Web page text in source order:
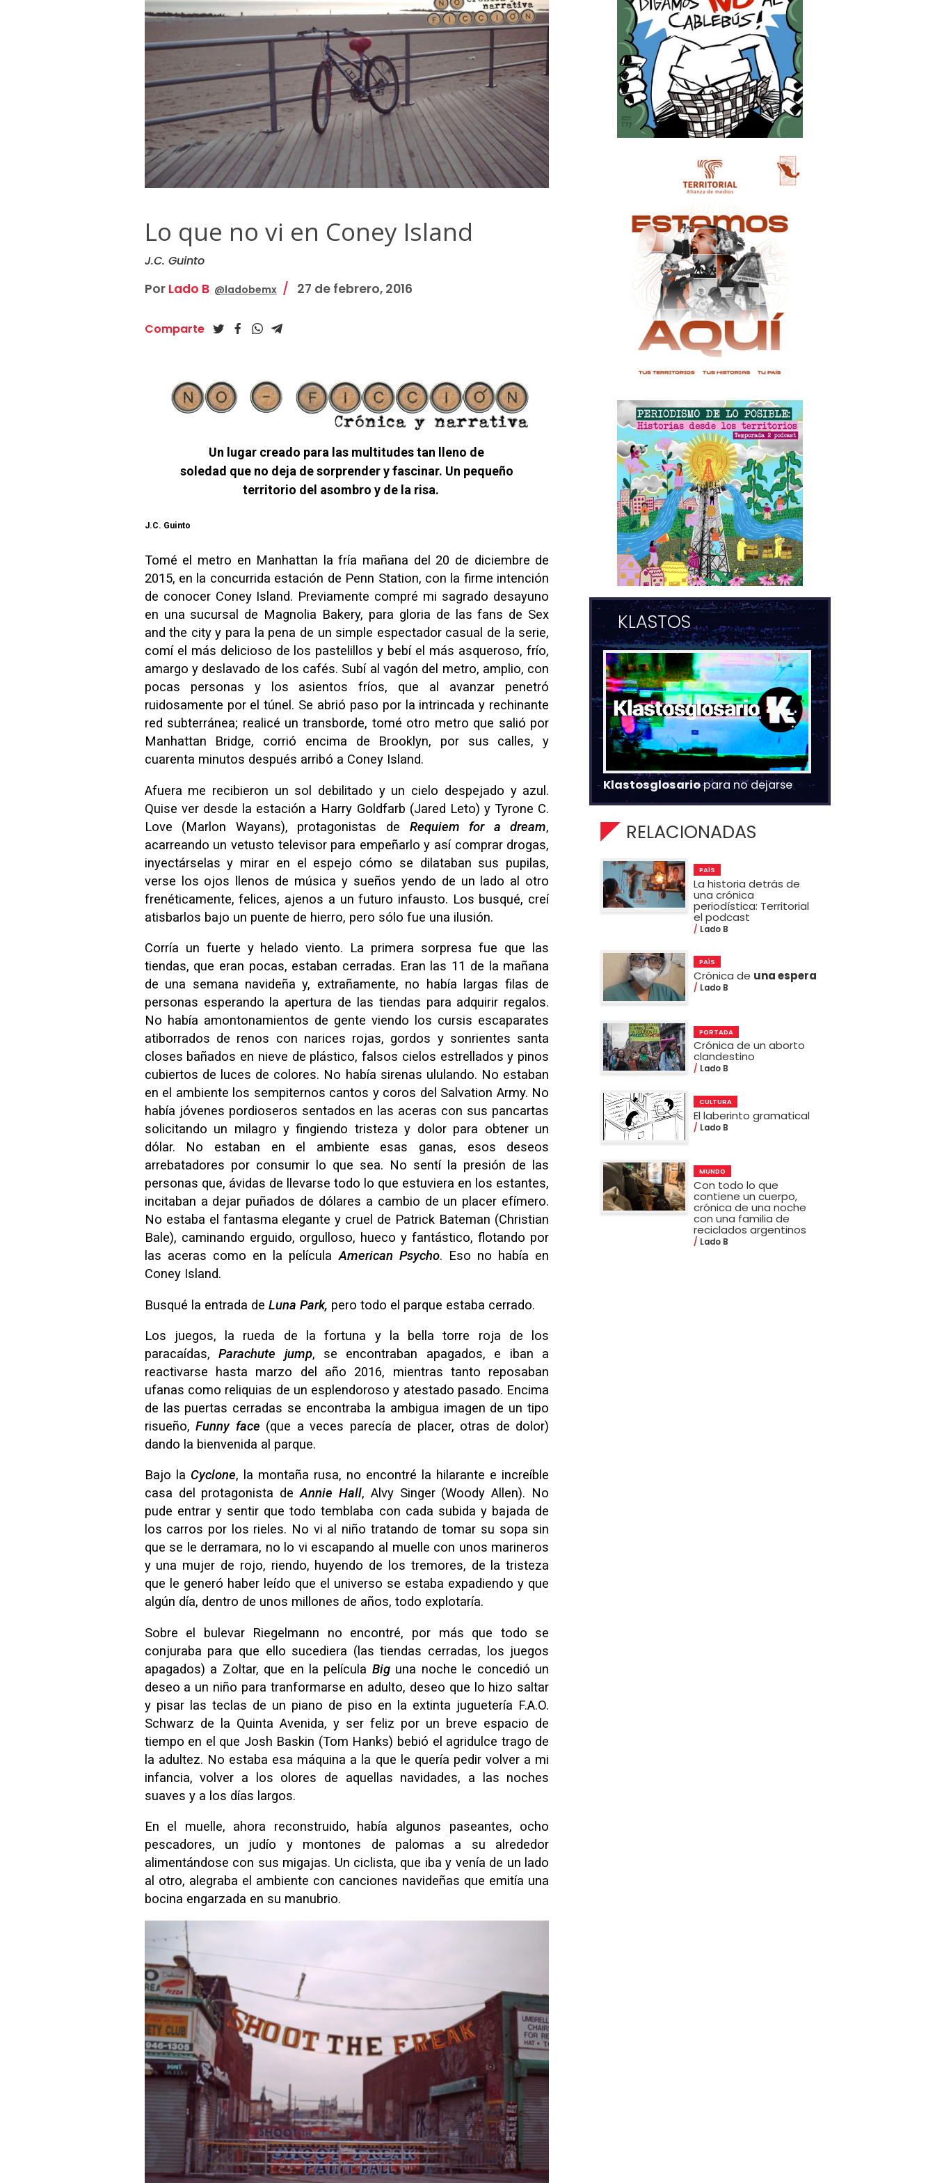
Lo que no vi en Coney Island
J.C. Guinto
Por Lado B @ladobemx 27 de febrero, 2016
Comparte
Un lugar creado para las multitudes tan lleno de
soledad que no deja de sorprender y fascinar. Un pequeño
territorio del asombro y de la risa.
J.C. Guinto
Tomé el metro en Manhattan la fría mañana del 20 de diciembre de
2015, en la concurrida estación de Penn Station, con la firme intención
de conocer Coney Island. Previamente compré mi sagrado desayuno
en una sucursal de Magnolia Bakery, para gloria de las fans de Sex
and the city y para la pena de un simple espectador casual de la serie,
comí el más delicioso de los pastelillos y bebí el más asqueroso, frío,
amargo y deslavado de los cafés. Subí al vagón del metro, amplio, con
pocas personas y los asientos fríos, que al avanzar penetró
ruidosamente por el túnel. Se abrió paso por la intrincada y rechinante
red subterránea; realicé un transborde, tomé otro metro que salió por
Manhattan Bridge, corrió encima de Brooklyn, por sus calles, y
cuarenta minutos después arribó a Coney Island.
Afuera me recibieron un sol debilitado y un cielo despejado y azul.
Quise ver desde la estación a Harry Goldfarb (Jared Leto) y Tyrone C.
Love (Marlon Wayans), protagonistas de Requiem for a dream,
acarreando un vetusto televisor para empeñarlo y así comprar drogas,
inyectárselas y mirar en el espejo cómo se dilataban sus pupilas,
verse los ojos llenos de música y sueños yendo de un lado al otro
frenéticamente, felices, ajenos a un futuro infausto. Los busqué, creí
atisbarlos bajo un puente de hierro, pero sólo fue una ilusión.
Corría un fuerte y helado viento. La primera sorpresa fue que las
tiendas, que eran pocas, estaban cerradas. Eran las 11 de la mañana
de una semana navideña y, extrañamente, no había largas filas de
personas esperando la apertura de las tiendas para adquirir regalos.
No había amontonamientos de gente viendo los cursis escaparates
atiborrados de renos con narices rojas, gordos y sonrientes santa
closes bañados en nieve de plástico, falsos cielos estrellados y pinos
cubiertos de luces de colores. No había sirenas ululando. No estaban
en el ambiente los sempiternos cantos y coros del Salvation Army. No
había jóvenes pordioseros sentados en las aceras con sus pancartas
solicitando un milagro y fingiendo tristeza y dolor para obtener un
dólar. No estaban en el ambiente esas ganas, esos deseos
arrebatadores por consumir lo que sea. No sentí la presión de las
personas que, ávidas de llevarse todo lo que estuviera en los estantes,
incitaban a dejar puñados de dólares a cambio de un placer efímero.
No estaba el fantasma elegante y cruel de Patrick Bateman (Christian
Bale), caminando erguido, orgulloso, hueco y fantástico, flotando por
las aceras como en la película American Psycho. Eso no había en
Coney Island.
Busqué la entrada de Luna Park, pero todo el parque estaba cerrado.
Los juegos, la rueda de la fortuna y la bella torre roja de los
paracaídas,Parachute jump, se encontraban apagados, e iban a
reactivarse hasta marzo del año 2016, mientras tanto reposaban
ufanas como reliquias de un esplendoroso y atestado pasado. Encima
de las puertas cerradas se encontraba la ambigua imagen de un tipo
risueño,Funny face (que a veces parecía de placer, otras de dolor)
dando la bienvenida al parque.
Bajo la Cyclone, la montaña rusa, no encontré la hilarante e increíble
casa del protagonista deAnnie Hall, Alvy Singer (Woody Allen). No
pude entrar y sentir que todo temblaba con cada subida y bajada de
los carros por los rieles. No vi al niño tratando de tomar su sopa sin
que se le derramara, no lo vi escapando al muelle con unos marineros
y una mujer de rojo, riendo, huyendo de los tremores, de la tristeza
que le generó haber leído que el universo se estaba expadiendo y que
algún día, dentro de unos millones de años, todo explotaría.
Sobre el bulevar Riegelmann no encontré, por más que todo se
conjuraba para que ello sucediera (las tiendas cerradas, los juegos
apagados) a Zoltar, que en la película Biguna noche le concedió un
deseo a un niño para tranformarse en adulto, deseo que lo hizo saltar
y pisar las teclas de un piano de piso en la extinta juguetería F.A.O.
Schwarz de la Quinta Avenida, y ser feliz por un breve espacio de
tiempo en el que Josh Baskin (Tom Hanks) bebió el agridulce trago de
la adultez. No estaba esa máquina a la que le quería pedir volver a mi
infancia, volver a los olores de aquellas navidades, a las noches
suaves y a los días largos.
En el muelle, ahora reconstruido, había algunos paseantes, ocho
pescadores, un judío y montones de palomas a su alrededor
alimentándose con sus migajas. Un ciclista, que iba y venía de un lado
al otro, alegraba el ambiente con canciones navideñas que emitía una
bocina engarzada en su manubrio.
KLASTOS
Klastosglosariopara no dejarse
RELACIONADAS
PAÍS
La historia detrás de
una crónica
periodística: Territorial
el podcast
Lado B
PAÍS
Crónica de una espera
Lado B
PORTADA
Crónica de un aborto
clandestino
Lado B
CULTURA
El laberinto gramatical
Lado B
MUNDO
Con todo lo que
contiene un cuerpo,
crónica de una noche
con una familia de
reciclados argentinos
Lado B